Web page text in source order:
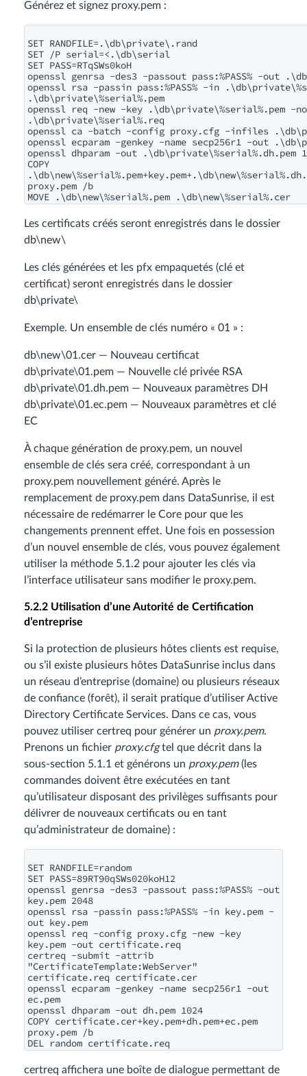
Générez et signez proxy.pem :
SET RANDFILE=.\db\private\.rand
SET /P serial=<.\db\serial
SET PASS=RTqSWs0koH
openssl genrsa -des3 -passout pass:%PASS% -out
openssl rsa -passin pass:%PASS% -in
.\db\private\%serial%.pem
openssl req -new -key .\db\private\%serial%.pem -
.\db\private\%serial%.req
openssl ca -batch -config proxy.cfg -infiles
openssl ecparam -genkey -name secp256r1 -out
openssl dhparam -out .\db\private\%serial%.dh.pem
COPY
proxy.pem /b
Les certificats créés seront enregistrés dans le dossier
db\new\
Les clés générées et les pfx empaquetés (clé et
certificat) seront enregistrés dans le dossier
db\private\
Exemple. Un ensemble de clés numéro « 01 » :
db\new\01.cer — Nouveau certificat
db\private\01.pem — Nouvelle clé privée RSA
db\private\01.dh.pem — Nouveaux paramètres DH
db\private\01.ec.pem — Nouveaux paramètres et clé
EC
À chaque génération de proxy.pem, un nouvel
ensemble de clés sera créé, correspondant à un
proxy.pem nouvellement généré. Après le
remplacement de proxy.pem dans DataSunrise, il est
nécessaire de redémarrer le Core pour que les
changements prennent effet. Une fois en possession
d’un nouvel ensemble de clés, vous pouvez également
utiliser la méthode 5.1.2 pour ajouter les clés via
l’interface utilisateur sans modifier le proxy.pem.
5.2.2 Utilisation d’une Autorité de Certification
d’entreprise
Si la protection de plusieurs hôtes clients est requise,
ou s’il existe plusieurs hôtes DataSunrise inclus dans
un réseau d’entreprise (domaine) ou plusieurs réseaux
de confiance (forêt), il serait pratique d’utiliser Active
Directory Certificate Services. Dans ce cas, vous
pouvez utiliser certreq pour générer un proxy.pem.
Prenons un fichier proxy.cfgtel que décrit dans la
sous-section 5.1.1 et générons un proxy.pem(les
commandes doivent être exécutées en tant
qu’utilisateur disposant des privilèges suffisants pour
délivrer de nouveaux certificats ou en tant
qu’administrateur de domaine) :
SET RANDFILE=random
SET PASS=89RT90qSWs020koH12
openssl genrsa -des3 -passout pass:%PASS% -out
key.pem 2048
openssl rsa -passin pass:%PASS% -in key.pem -
out key.pem
openssl req -config proxy.cfg -new -key
key.pem -out certificate.req
certreq -submit -attrib
"CertificateTemplate:WebServer"
certificate.req certificate.cer
openssl ecparam -genkey -name secp256r1 -out
ec.pem
openssl dhparam -out dh.pem 1024
COPY certificate.cer+key.pem+dh.pem+ec.pem
proxy.pem /b
certreq affichera une boîte de dialogue permettant de